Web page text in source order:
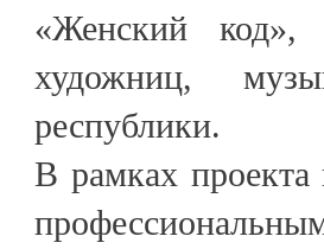
«Женский код»,
художниц,
республики.
В рамках